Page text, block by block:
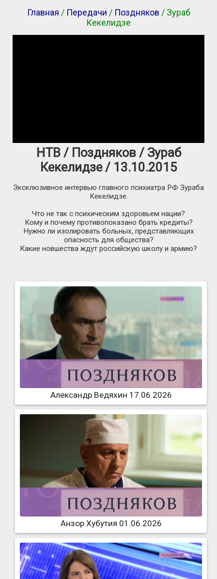
Главная / Передачи / Поздняков / Зураб
Кекелидзе
НТВ / Поздняков / Зураб
Кекелидзе / 13.10.2015
Эксклюзивное интервью главного психиатра РФ Зураба
Кекелидзе.
Что не так с психическим здоровьем нации?
Кому и почему противопоказано брать кредиты?
Нужно ли изолировать больных, представляющих
опасность для общества?
Какие новшества ждут российскую школу и армию?
Александр Ведяхин 17.06.2026
Анзор Хубутия 01.06.2026